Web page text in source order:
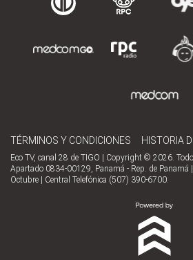
TÉRMINOS Y CONDICIONES HISTORIA
Eco TV, canal 28 de TIGO | Copyright © 2026.
Apartado 0834-00129, Panamá - Rep. de Panamá
Octubre | Central Telefónica (507) 390-6700.